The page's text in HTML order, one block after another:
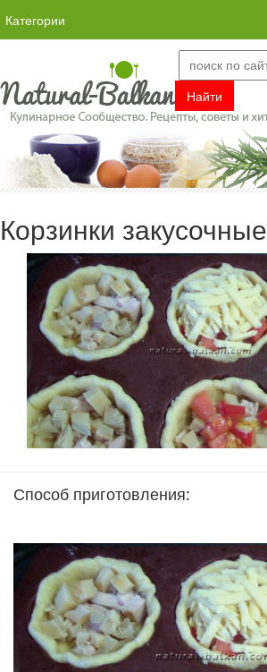
Категории
Корзинки закусочные
Способ приготовления: